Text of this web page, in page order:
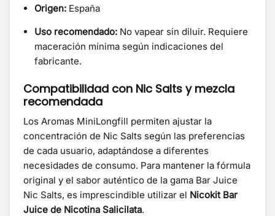
Origen: España
Uso recomendado: No vapear sin diluir. Requiere
maceración mínima según indicaciones del
fabricante.
Compatibilidad con Nic Salts y mezcla
recomendada
Los Aromas MiniLongfill permiten ajustar la
concentración de Nic Salts según las preferencias
de cada usuario, adaptándose a diferentes
necesidades de consumo. Para mantener la fórmula
original y el sabor auténtico de la gama Bar Juice
Nic Salts, es imprescindible utilizar el Nicokit Bar
Juice de Nicotina Salicilata.​